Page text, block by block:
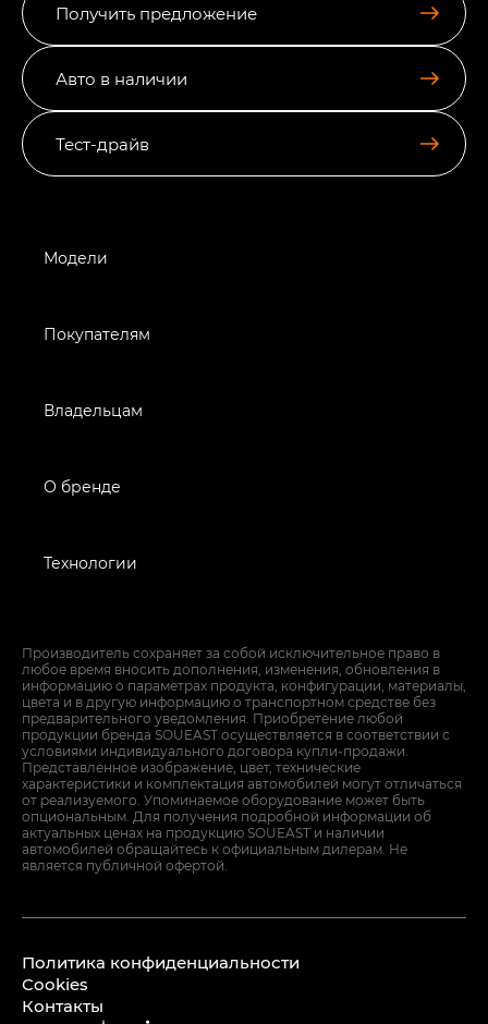
Получить предложение
Авто в наличии
Тест-драйв
Модели
Покупателям
Владельцам
О бренде
Технологии
Производитель сохраняет за собой исключительное право в
любое время вносить дополнения, изменения, обновления в
информацию о параметрах продукта, конфигурации, материалы,
цвета и в другую информацию о транспортном средстве без
предварительного уведомления. Приобретение любой
продукции бренда SOUEAST осуществляется в соответствии с
условиями индивидуального договора купли-продажи.
Представленное изображение, цвет, технические
характеристики и комплектация автомобилей могут отличаться
от реализуемого. Упоминаемое оборудование может быть
опциональным. Для получения подробной информации об
актуальных ценах на продукцию SOUEAST и наличии
автомобилей обращайтесь к официальным дилерам. Не
является публичной офертой.
Политика конфиденциальности
Cookies
Контакты